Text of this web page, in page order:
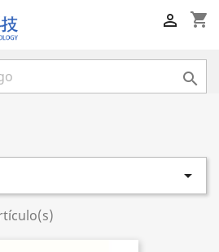
shopping_cart


